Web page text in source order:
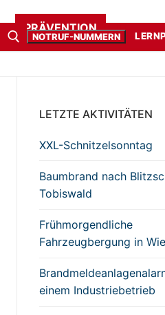
PRÄVENTION
NOTRUF-NUMMERN
LETZTE AKTIVITÄTEN
XXL-Schnitzelsonntag
Baumbrand nach
Tobiswald
Frühmorgendliche
Fahrzeugbergung in
einem Industriebetrieb